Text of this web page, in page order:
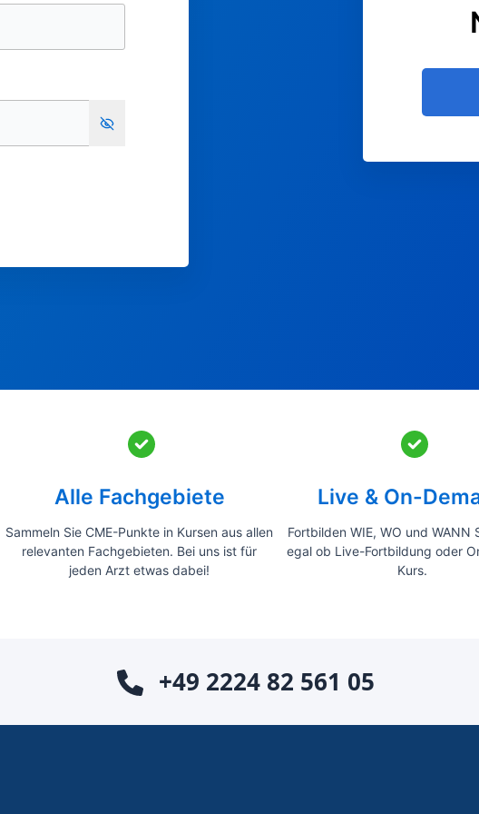
Alle Fachgebiete
Sammeln Sie CME-Punkte in Kursen aus allen
relevanten Fachgebieten. Bei uns ist für
jeden Arzt etwas dabei!
Live & On-
Fortbilden WIE, WO und WANN
egal ob Live-Fortbildung oder
Kurs.
+49 2224 82 561 05